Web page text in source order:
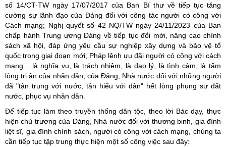
số 14/CT-TW ngày 17/07/2017 của Ban Bí thư về tiếp tục tăng
cường sự lãnh đạo của Đảng đối với công tác người có công với
Cách mạng; Nghị quyết số 42 NQ/TW ngày 24/11/2023 của Ban
chấp hành Trung ương Đảng về tiếp tục đổi mới, nâng cao chính
sách xã hội, đáp ứng yêu cầu sự nghiệp xây dựng và bảo vệ tổ
quốc trong giai đoạn mới; Pháp lệnh ưu đãi người có công với cách
mạng... là nghĩa vụ, là trách nhiệm, là đạo lý, là tình cảm, là tấm
lòng tri ân của nhân dân, của Đảng, Nhà nước đối với những người
đã "tận trung với nước, tận hiếu với dân" hết lòng phụng sự đất
nước, phục vụ nhân dân.
Để tiếp tục làm theo truyền thống dân tộc, theo lời Bác dạy, thực
hiện chủ trương của Đảng, Nhà nước đối với thương binh, gia đình
liệt sĩ, gia đình chính sách, người có công với cách mạng, chúng ta
cần tiếp tục tập trung thực hiện một số công việc sau đây: